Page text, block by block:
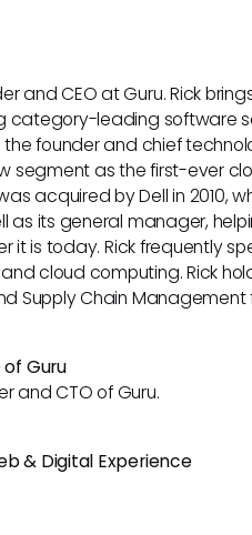
and CEO at Guru. Rick
category-leading software
the founder and chief
segment as the first-ever
acquired by Dell in 2010,
as its general manager,
it is today. Rick frequently
cloud computing. Rick
Supply Chain Management
Guru
and CTO of Guru.
& Digital Experience